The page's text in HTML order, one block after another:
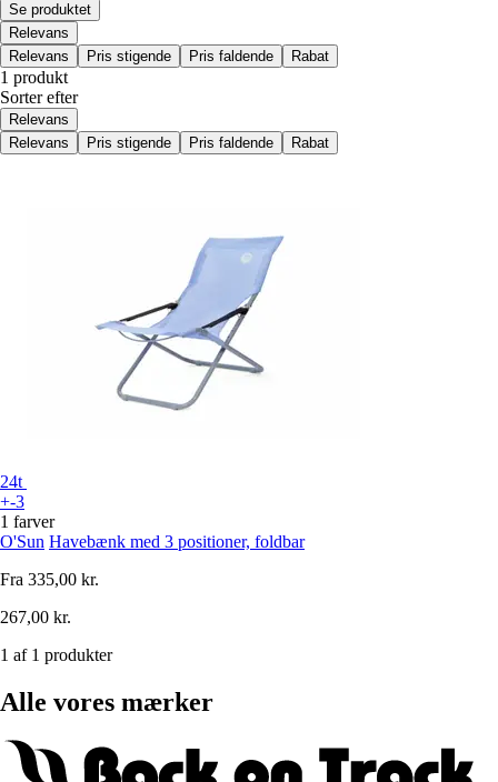
Se produktet
Relevans
Relevans
Pris stigende Pris faldende Rabat
1 produkt
Sorter efter
Relevans
Relevans
Pris stigende Pris faldende Rabat
24t
+-3
1 farver
O'Sun Havebænk med 3 positioner, foldbar
Fra 335,00 kr.
267,00 kr.
1 af 1 produkter
Alle vores mærker